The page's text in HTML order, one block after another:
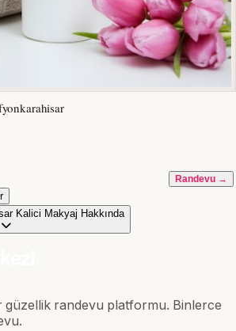
Randevu →
Kalici Makyaj Hakkında
güzellik randevu platformu. Binlerce